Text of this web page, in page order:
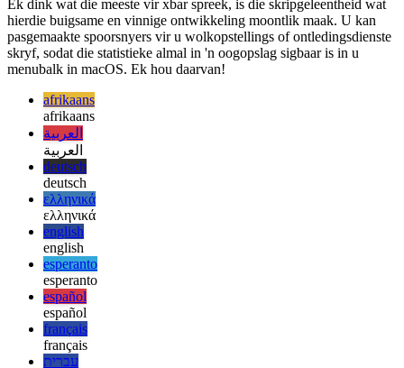
français
עברית
עברית
हिन्दी
हिन्दी
magyar
magyar
italiano
italiano
日本語
日本語
한국어
한국어
русский
русский
türkçe
türkçe
yiddish
yiddish
Suggestions